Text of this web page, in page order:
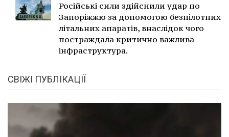
Російські сили здійснили удар по
Запоріжжю за допомогою безпілотних
літальних апаратів, внаслідок чого
постраждала критично важлива
інфраструктура.
СВІЖІ ПУБЛІКАЦІЇ